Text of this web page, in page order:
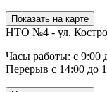
Показать на карте
НТО №4 - ул.
Часы работы: с 9:00
Перерыв с 14:00 до